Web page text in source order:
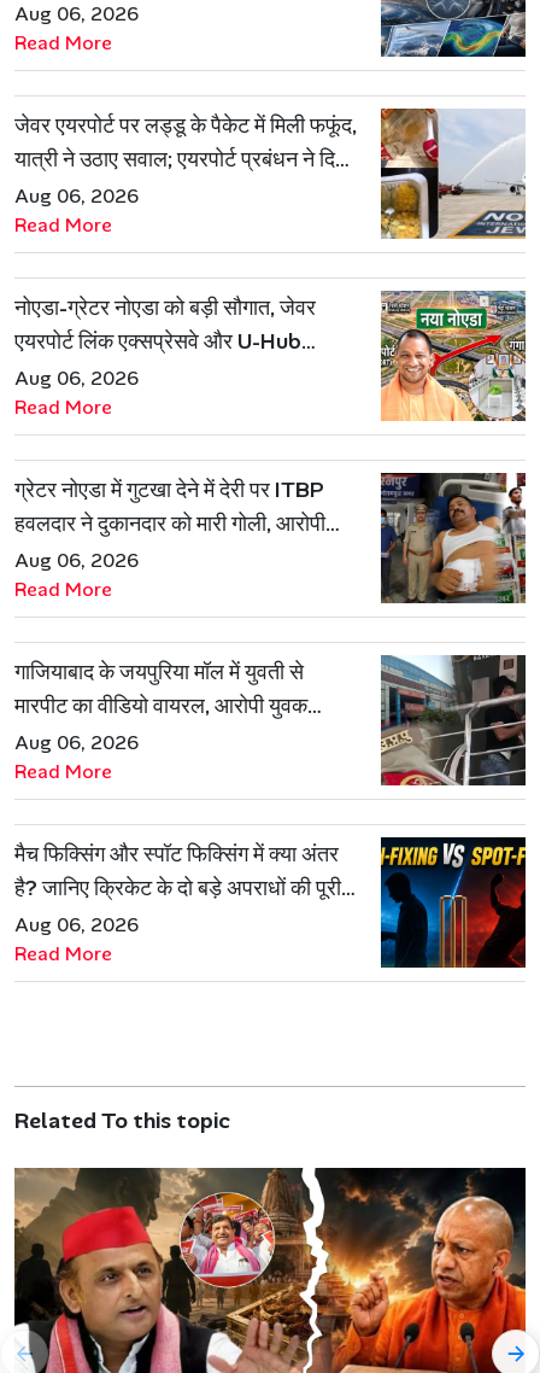
Aug 06, 2026
Read More
जेवर एयरपोर्ट पर लड्डू के पैकेट में मिली फफूंद,
यात्री ने उठाए सवाल; एयरपोर्ट प्रबंधन ने दिया
जवाब
Aug 06, 2026
Read More
नोएडा-ग्रेटर नोएडा को बड़ी सौगात, जेवर
एयरपोर्ट लिंक एक्सप्रेसवे और U-Hub
प्रोजेक्ट को मिली मंजूरी
Aug 06, 2026
Read More
ग्रेटर नोएडा में गुटखा देने में देरी पर ITBP
हवलदार ने दुकानदार को मारी गोली, आरोपी
गिरफ्तार
Aug 06, 2026
Read More
गाजियाबाद के जयपुरिया मॉल में युवती से
मारपीट का वीडियो वायरल, आरोपी युवक
हिरासत में
Aug 06, 2026
Read More
मैच फिक्सिंग और स्पॉट फिक्सिंग में क्या अंतर
है? जानिए क्रिकेट के दो बड़े अपराधों की पूरी
कहानी
Aug 06, 2026
Read More
Related To this topic